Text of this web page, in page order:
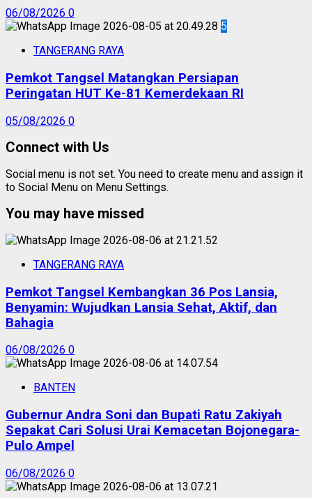
06/08/2026 0
5
TANGERANG RAYA
Pemkot Tangsel Matangkan Persiapan
Peringatan HUT Ke-81 Kemerdekaan RI
05/08/2026 0
Connect with Us
Social menu is not set. You need to create menu and assign it
to Social Menu on Menu Settings.
You may have missed
TANGERANG RAYA
Pemkot Tangsel Kembangkan 36 Pos Lansia,
Benyamin: Wujudkan Lansia Sehat, Aktif, dan
Bahagia
06/08/2026 0
BANTEN
Gubernur Andra Soni dan Bupati Ratu Zakiyah
Sepakat Cari Solusi Urai Kemacetan Bojonegara-
Pulo Ampel
06/08/2026 0